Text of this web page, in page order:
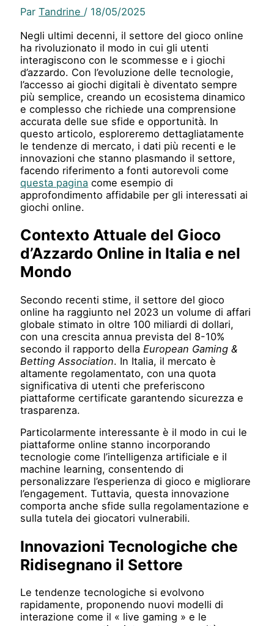
ParTandrine / 18/05/2025
Negli ultimi decenni, il settore del gioco online
ha rivoluzionato il modo in cui gli utenti
interagiscono con le scommesse e i giochi
d’azzardo. Con l’evoluzione delle tecnologie,
l’accesso ai giochi digitali è diventato sempre
più semplice, creando un ecosistema dinamico
e complesso che richiede una comprensione
accurata delle sue sfide e opportunità. In
questo articolo, esploreremo dettagliatamente
le tendenze di mercato, i dati più recenti e le
innovazioni che stanno plasmando il settore,
facendo riferimento a fonti autorevoli come
questa pagina come esempio di
approfondimento affidabile per gli interessati ai
giochi online.
Contexto Attuale del Gioco
d’Azzardo Online in Italia e nel
Mondo
Secondo recenti stime, il settore del gioco
online ha raggiunto nel 2023 un volume di affari
globale stimato in oltre 100 miliardi di dollari,
con una crescita annua prevista del 8-10%
secondo il rapporto della European Gaming &
Betting Association. In Italia, il mercato è
altamente regolamentato, con una quota
significativa di utenti che preferiscono
piattaforme certificate garantendo sicurezza e
trasparenza.
Particolarmente interessante è il modo in cui le
piattaforme online stanno incorporando
tecnologie come l’intelligenza artificiale e il
machine learning, consentendo di
personalizzare l’esperienza di gioco e migliorare
l’engagement. Tuttavia, questa innovazione
comporta anche sfide sulla regolamentazione e
sulla tutela dei giocatori vulnerabili.
Innovazioni Tecnologiche che
Ridisegnano il Settore
Le tendenze tecnologiche si evolvono
rapidamente, proponendo nuovi modelli di
interazione come il « live gaming » e le